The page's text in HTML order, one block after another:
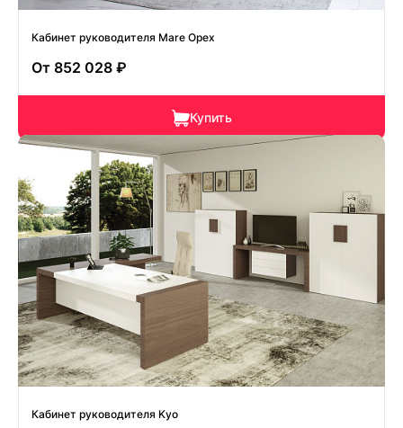
Кабинет руководителя Mare Орех
От 852 028 ₽
Купить
Кабинет руководителя Kyo